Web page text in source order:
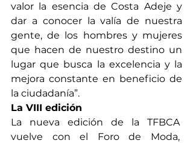
valor la esencia de Costa Adeje y
dar a conocer la valía de nuestra
gente, de los hombres y mujeres
que hacen de nuestro destino un
lugar que busca la excelencia y la
mejora constante en beneficio de
la ciudadanía”.
La VIII edición
La nueva edición de la TFBCA
vuelve con el Foro de Moda,